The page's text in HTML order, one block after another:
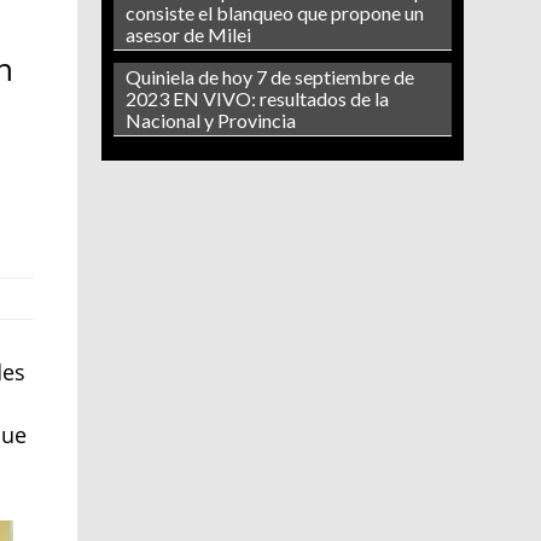
consiste el blanqueo que propone un
asesor de Milei
Quiniela de hoy 7 de septiembre de
2023 EN VIVO: resultados de la
Nacional y Provincia